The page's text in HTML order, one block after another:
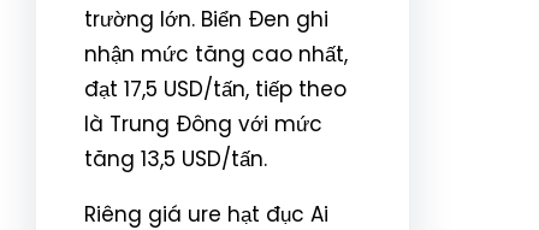
trường lớn. Biển Đen ghi
nhận mức tăng cao nhất,
đạt 17,5 USD/tấn, tiếp theo
là Trung Đông với mức
tăng 13,5 USD/tấn.
Riêng giá ure hạt đục Ai